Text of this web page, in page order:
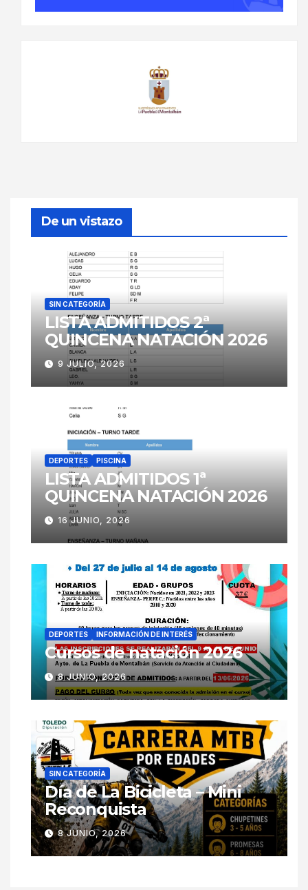
De un vistazo
SIN CATEGORÍA
LISTA ADMITIDOS 2ª
QUINCENA NATACIÓN 2026
9 JULIO, 2026
DEPORTES PISCINA
LISTA ADMITIDOS 1ª
QUINCENA NATACIÓN 2026
16 JUNIO, 2026
DEPORTES INFORMACIÓN DE INTERÉS
Cursos de natación 2026
8 JUNIO, 2026
SIN CATEGORÍA
Día de La Bicicleta – Mini
Reconquista
8 JUNIO, 2026